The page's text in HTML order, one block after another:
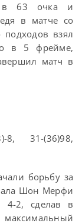
в 63 очка и
в матче со
взял
в 5 фрейме,
матч в
8, 31-(36)98,
борьбу за
Шон Мерфи
4-2, сделав в